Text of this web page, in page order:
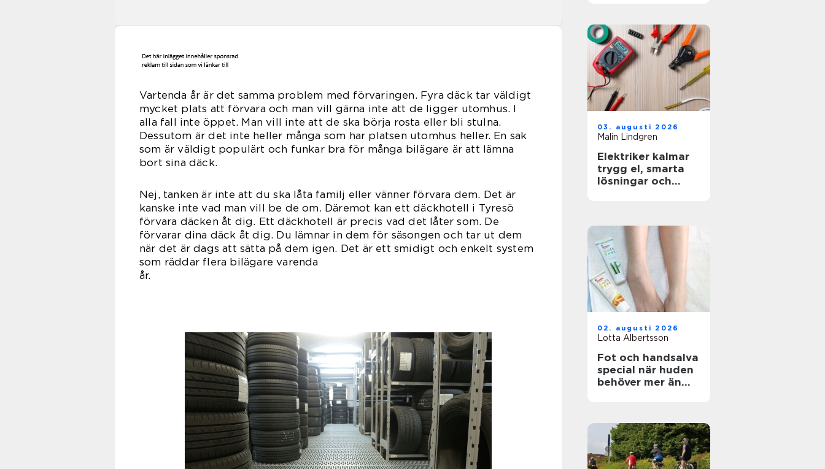
Vartenda år är det samma problem med förvaringen. Fyra däck tar väldigt
mycket plats att förvara och man vill gärna inte att de ligger utomhus. I
alla fall inte öppet. Man vill inte att de ska börja rosta eller bli stulna.
Dessutom är det inte heller många som har platsen utomhus heller. En sak
som är väldigt populärt och funkar bra för många bilägare är att lämna
bort sina däck.
Nej, tanken är inte att du ska låta familj eller vänner förvara dem. Det är
kanske inte vad man vill be de om. Däremot kan ett däckhotell i Tyresö
förvara däcken åt dig. Ett däckhotell är precis vad det låter som. De
förvarar dina däck åt dig. Du lämnar in dem för säsongen och tar ut dem
när det är dags att sätta på dem igen. Det är ett smidigt och enkelt system
som räddar flera bilägare varenda
år.
03. augusti 2026
Malin Lindgren
Elektriker kalmar
trygg el, smarta
lösningar och
02. augusti 2026
Lotta Albertsson
Fot och handsalva
special när huden
behöver mer än